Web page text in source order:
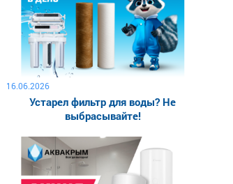
16.06.2026
Устарел фильтр для воды? Не
выбрасывайте!